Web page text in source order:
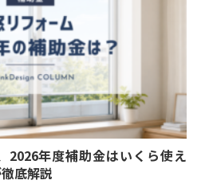
2026年度補助金はいくら使え
底解説